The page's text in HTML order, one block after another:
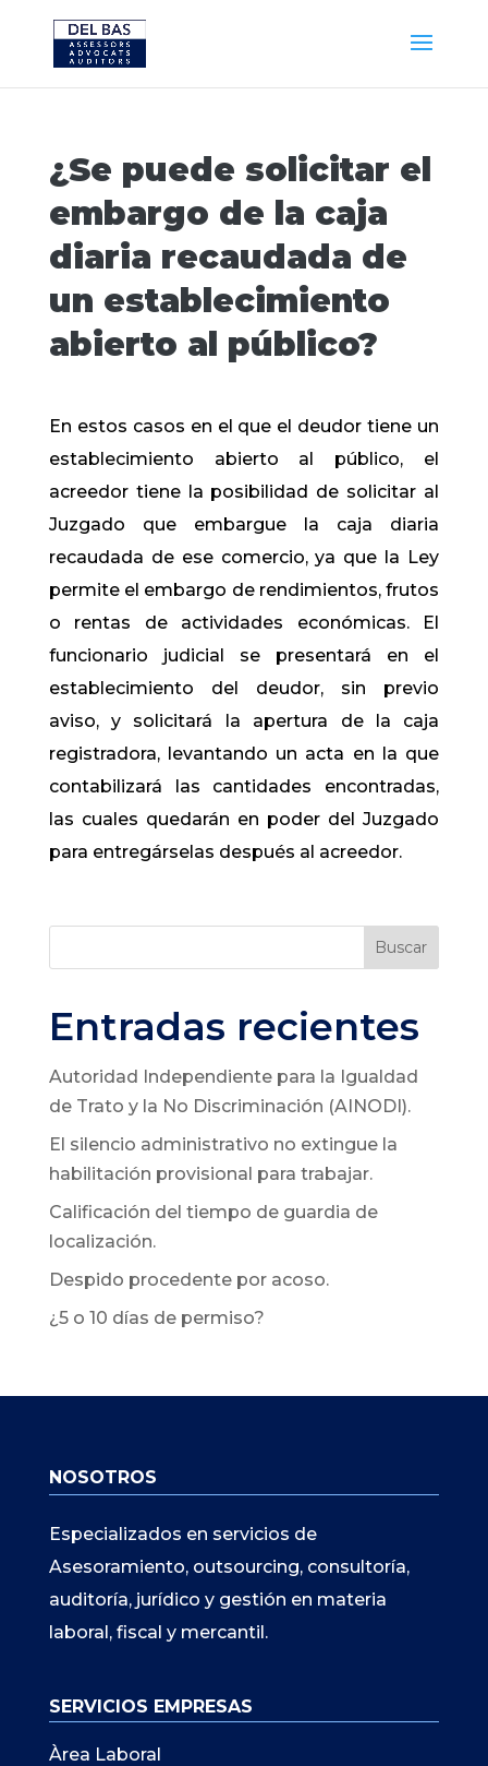
¿Se puede solicitar el
embargo de la caja
diaria recaudada de
un establecimiento
abierto al público?
En estos casos en el que el deudor tiene un
establecimiento abierto al público, el
acreedor tiene la posibilidad de solicitar al
Juzgado que embargue la caja diaria
recaudada de ese comercio, ya que la Ley
permite el embargo de rendimientos, frutos
o rentas de actividades económicas. El
funcionario judicial se presentará en el
establecimiento del deudor, sin previo
aviso, y solicitará la apertura de la caja
registradora, levantando un acta en la que
contabilizará las cantidades encontradas,
las cuales quedarán en poder del Juzgado
para entregárselas después al acreedor.
Buscar
Entradas recientes
Autoridad Independiente para la Igualdad
de Trato y la No Discriminación (AINODI).
El silencio administrativo no extingue la
habilitación provisional para trabajar.
Calificación del tiempo de guardia de
localización.
Despido procedente por acoso.
¿5 o 10 días de permiso?
NOSOTROS
Especializados en servicios de
Asesoramiento, outsourcing, consultoría,
auditoría, jurídico y gestión en materia
laboral, fiscal y mercantil.
SERVICIOS EMPRESAS
Àrea Laboral